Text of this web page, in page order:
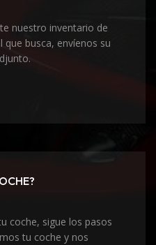
nuestro inventario de
que busca, envíenos su
coche, sigue los pasos
tu coche y nos